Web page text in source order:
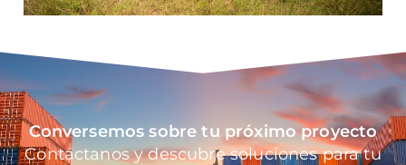
Conversemos sobre tu próximo proyecto
Contáctanos y descubre soluciones para tu